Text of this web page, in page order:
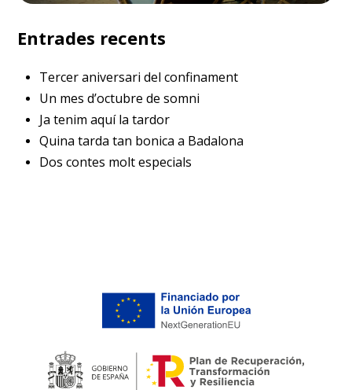
Entrades recents
Tercer aniversari del confinament
Un mes d’octubre de somni
Ja tenim aquí la tardor
Quina tarda tan bonica a Badalona
Dos contes molt especials